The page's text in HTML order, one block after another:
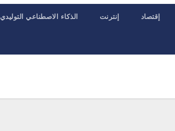
إقتصاد إنترنت الذكاء الاصطناعي التوليدي